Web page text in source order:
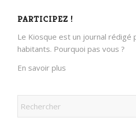
PARTICIPEZ !
Le Kiosque est un journal rédigé
habitants. Pourquoi pas vous ?
En savoir plus